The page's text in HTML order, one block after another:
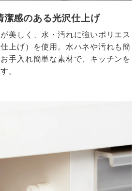
潔感のある光沢仕上げ
美しく、水・汚れに強いポリエス
上げ）を使用。水ハネや汚れも簡
手入れ簡単な素材で、キッチンを
。